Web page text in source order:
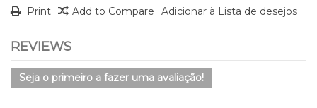
Print Add to Compare Adicionar à Lista de desejos
REVIEWS
Seja o primeiro a fazer uma avaliação!